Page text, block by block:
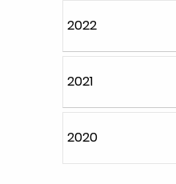
2022
2021
2020